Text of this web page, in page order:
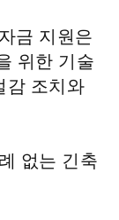
금 지원은
위한 기술
감 조치와
없는 긴축